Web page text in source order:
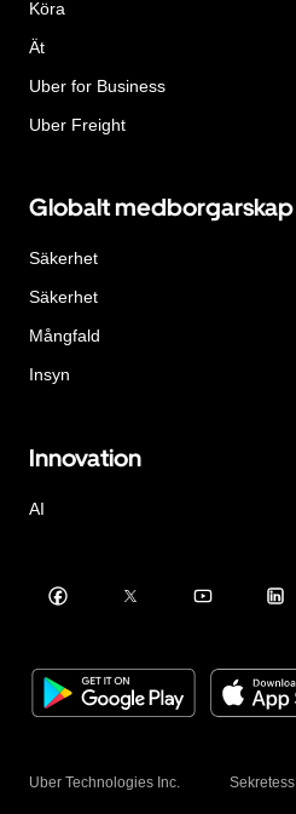
Köra
Ät
Uber for Business
Uber Freight
Globalt medborgarskap
Säkerhet
Säkerhet
Mångfald
Insyn
Innovation
AI
Uber Technologies Inc. Sekretess